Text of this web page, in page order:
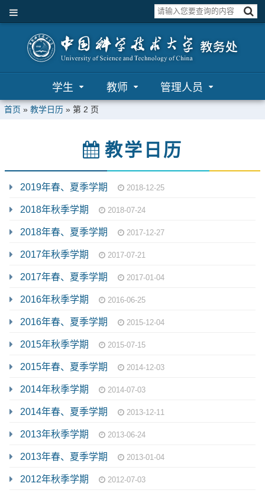
学生 教师 管理人员
首页 » 教学日历 » 第 2 页
教学日历
2019年春、夏季学期 2018-12-25
2018年秋季学期 2018-07-24
2018年春、夏季学期 2017-12-27
2017年秋季学期 2017-07-21
2017年春、夏季学期 2017-01-04
2016年秋季学期 2016-06-25
2016年春、夏季学期 2015-12-04
2015年秋季学期 2015-07-15
2015年春、夏季学期 2014-12-03
2014年秋季学期 2014-07-03
2014年春、夏季学期 2013-12-11
2013年秋季学期 2013-06-24
2013年春、夏季学期 2013-01-04
2012年秋季学期 2012-07-03